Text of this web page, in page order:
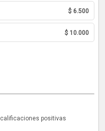
$ 6.500
$ 10.000
calificaciones positivas